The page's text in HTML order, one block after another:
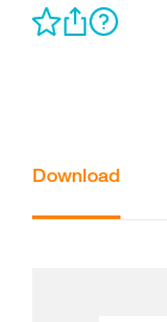
Download